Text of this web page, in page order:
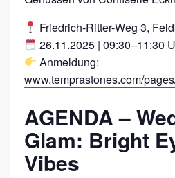
Friedrich-Ritter-Weg 3,
26.11.2025 | 09:30–11:30
Anmeldung:
www.temprastones.com/
AGENDA –
Glam: Bright
Vibes